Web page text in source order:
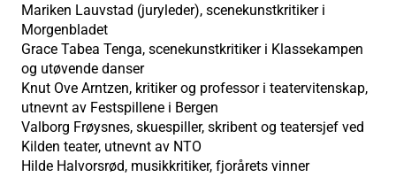
Mariken Lauvstad (juryleder), scenekunstkritiker i
Morgenbladet
Grace Tabea Tenga, scenekunstkritiker i Klassekampen
og utøvende danser
Knut Ove Arntzen, kritiker og professor i teatervitenskap,
utnevnt av Festspillene i Bergen
Valborg Frøysnes, skuespiller, skribent og teatersjef ved
Kilden teater, utnevnt av NTO
Hilde Halvorsrød, musikkritiker, fjorårets vinner